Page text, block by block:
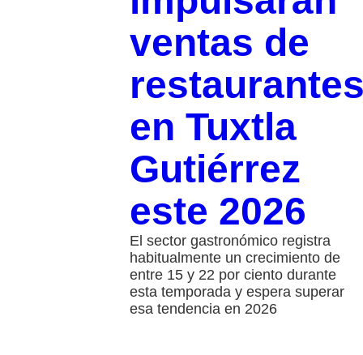
ventas de
en Tuxtla
Gutiérrez
este 2026
El sector gastronómico registra
habitualmente un crecimiento de
entre 15 y 22 por ciento durante
esta temporada y espera superar
esa tendencia en 2026